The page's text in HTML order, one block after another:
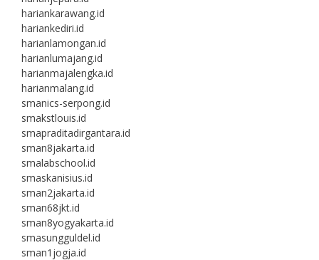
hariankarawang.id
hariankediri.id
harianlamongan.id
harianlumajang.id
harianmajalengka.id
harianmalang.id
smanics-serpong.id
smakstlouis.id
smapraditadirgantara.id
sman8jakarta.id
smalabschool.id
smaskanisius.id
sman2jakarta.id
sman68jkt.id
sman8yogyakarta.id
smasungguldel.id
sman1jogja.id